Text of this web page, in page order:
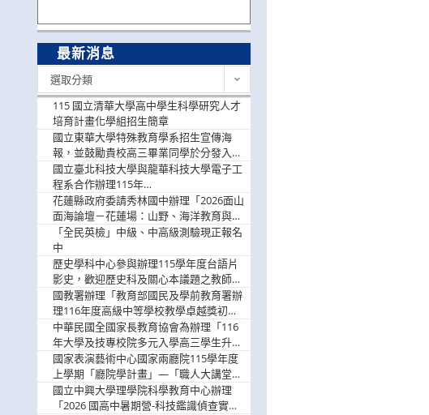
最新消息
選取分類
115 國立清華大學高中學生科學研究人才
培育計畫化學組招生簡章
國立東華大學特殊教育學系招生宣傳海
報，並鼓勵貴校高三畢業同學於分發入學
階段踴躍選填。
國立臺北科技大學與龍華科技大學電子工
程系合作辦理115年
「115.08.10~08.12「AI賦能應用於智慧半
導體研習營」，歡迎學生踴躍報名參加
花蓮縣政府委請秀林國中辦理「2026面山
面海論壇－花蓮場：山野、海洋教育與戶
外安全實務課程」，歡迎踴躍報名參加
「全民英檢」中級、中高級測驗現正報名
中
歷史學科中心參與辦理115學年度台語片
影史，歡迎歷史科及關心本議題之教師踴
躍報名參加
國教署辦理「教育部國民及學前教育署辦
理116年度高級中等學校教學卓越獎初選
實施計畫」，鼓勵教師踴躍報名
中華民國全國家長教育協會為辦理「116
年大學及技專校院多元入學高三學生升學
輔導家長說明會」
國家表演藝術中心國家兩廳院115學年度
上學期「廳院學計畫」—「職人大講堂」
及「一日體驗課程」，鼓勵踴躍報名參
與。
國立中興大學理學院科學教育中心辦理
「2026 國高中暑期營-科技鑑識偵查實戰